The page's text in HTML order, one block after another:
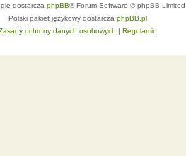
dostarcza phpBB® Forum Software © phpBB Limited
Polski pakiet językowy dostarcza phpBB.pl
ochrony danych osobowych | Regulamin